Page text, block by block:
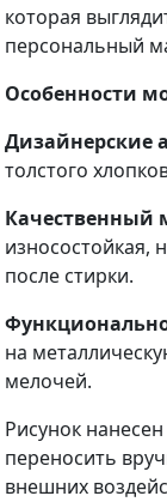
которая
персональный
Особенности
Дизайнерские
толстого
Качественный
износостойкая,
после стирки.
на
мелочей.
Рисунок
переносить
внешних